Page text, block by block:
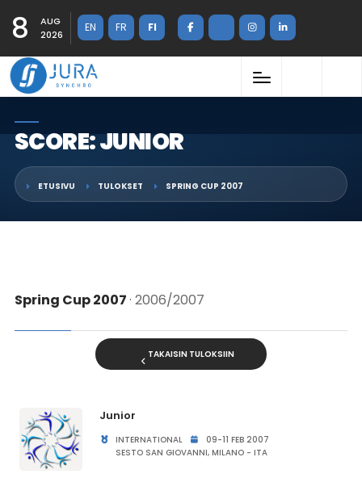
8
AUG
2026
EN FR FI
SCORE: JUNIOR
ETUSIVU TULOKSET SPRING CUP 2007
Spring Cup 2007· 2006/2007
TAKAISIN TULOKSIIN
Junior
INTERNATIONAL
09-11 FEB 2007
SESTO SAN GIOVANNI, MILANO - ITA